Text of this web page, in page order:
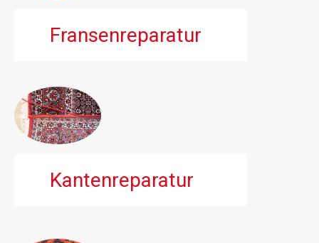
Fransenreparatur
Kantenreparatur